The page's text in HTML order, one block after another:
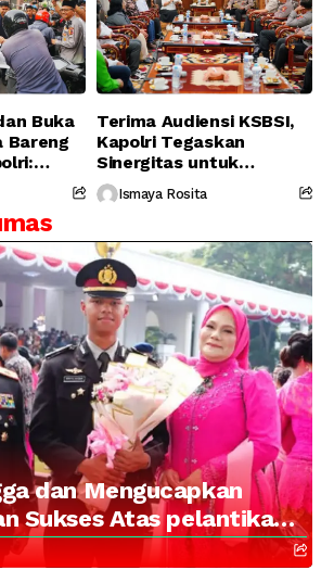
Buka
Bareng
Terima Audiensi KSBSI,
Kapolri Tegaskan
Sinergitas untuk
Perjuangkan Hak Buruh
Ismaya Rosita
dan Mengucapkan
Sukses Atas pelantikan
Pol Drs, A.M Kamal.